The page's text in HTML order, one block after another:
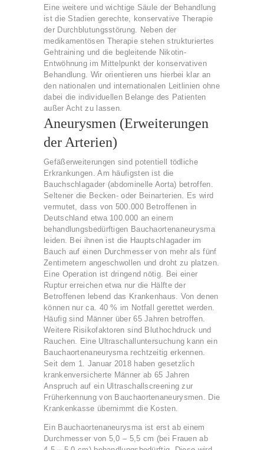
Eine weitere und wichtige Säule der Behandlung
ist die Stadien gerechte, konservative Therapie
der Durchblutungsstörung. Neben der
medikamentösen Therapie stehen strukturiertes
Gehtraining und die begleitende Nikotin-
Entwöhnung im Mittelpunkt der konservativen
Behandlung. Wir orientieren uns hierbei klar an
den nationalen und internationalen Leitlinien ohne
dabei die individuellen Belange des Patienten
außer Acht zu lassen.
Aneurysmen (Erweiterungen
der Arterien)
Gefäßerweiterungen sind potentiell tödliche
Erkrankungen. Am häufigsten ist die
Bauchschlagader (abdominelle Aorta) betroffen.
Seltener die Becken- oder Beinarterien. Es wird
vermutet, dass von 500.000 Betroffenen in
Deutschland etwa 100.000 an einem
behandlungsbedürftigen Bauchaortenaneurysma
leiden. Bei ihnen ist die Hauptschlagader im
Bauch auf einen Durchmesser von mehr als fünf
Zentimetern angeschwollen und droht zu platzen.
Eine Operation ist dringend nötig. Bei einer
Ruptur erreichen etwa nur die Hälfte der
Betroffenen lebend das Krankenhaus. Von denen
können nur ca. 40 % im Notfall gerettet werden.
Häufig sind Männer über 65 Jahren betroffen.
Weitere Risikofaktoren sind Bluthochdruck und
Rauchen. Eine Ultraschalluntersuchung kann ein
Bauchaortenaneurysma rechtzeitig erkennen.
Seit dem 1. Januar 2018 haben gesetzlich
krankenversicherte Männer ab 65 Jahren
Anspruch auf ein Ultraschallscreening zur
Früherkennung von Bauchaortenaneurysmen. Die
Krankenkasse übernimmt die Kosten.
Ein Bauchaortenaneurysma ist erst ab einem
Durchmesser von 5,0 – 5,5 cm (bei Frauen ab